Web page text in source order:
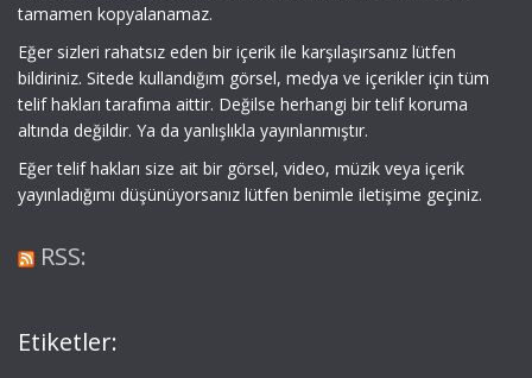
tamamen kopyalanamaz.
Eğer sizleri rahatsız eden bir içerik ile karşılaşırsanız lütfen
bildiriniz. Sitede kullandığım görsel, medya ve içerikler için tüm
telif hakları tarafıma aittir. Değilse herhangi bir telif koruma
altında değildir. Ya da yanlışlıkla yayınlanmıştır.
Eğer telif hakları size ait bir görsel, video, müzik veya içerik
yayınladığımı düşünüyorsanız lütfen benimle iletişime geçiniz.
RSS:
Etiketler: